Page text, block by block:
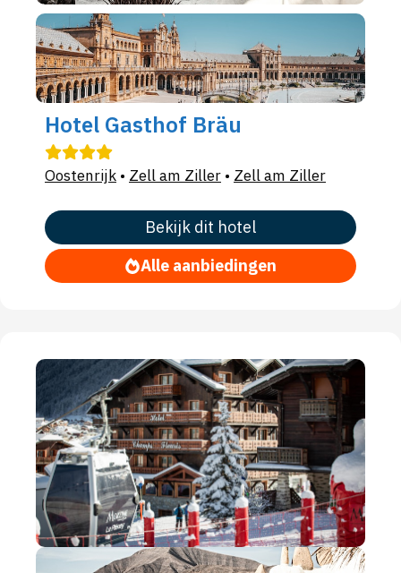
Hotel Gasthof Bräu
Oostenrijk • Zell am Ziller • Zell am Ziller
Bekijk dit hotel
Alle aanbiedingen